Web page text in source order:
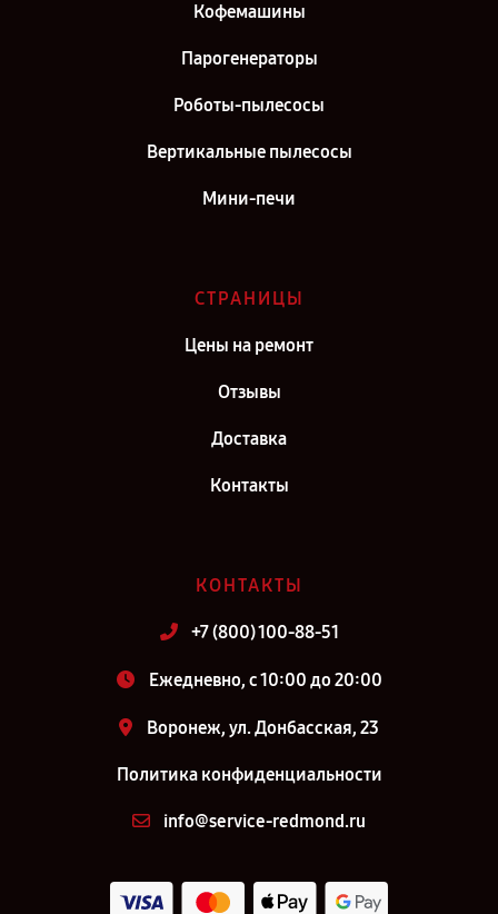
Кофемашины
Парогенераторы
Роботы-пылесосы
Вертикальные пылесосы
Мини-печи
СТРАНИЦЫ
Цены на ремонт
Отзывы
Доставка
Контакты
КОНТАКТЫ
+7 (800) 100-88-51
Ежедневно, с 10:00 до 20:00
Воронеж, ул. Донбасская, 23
Политика конфиденциальности
info@service-redmond.ru